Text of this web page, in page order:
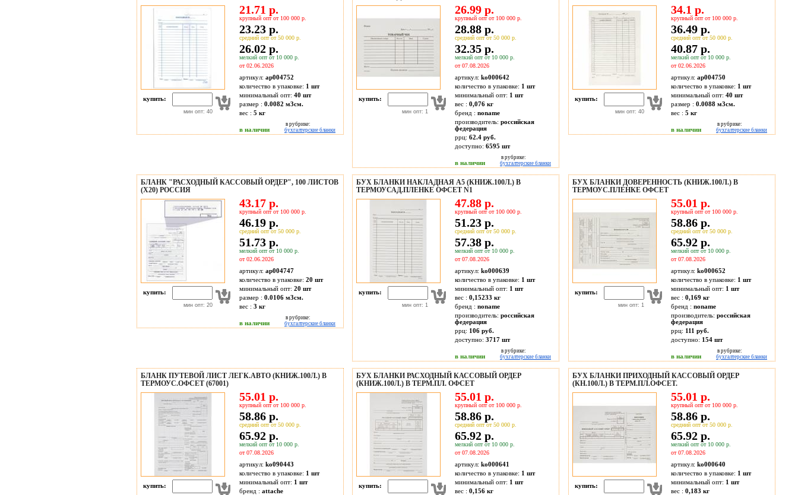
купить:
мин опт: 40
21.71 р.
крупный опт от 100 000 р.
23.23 р.
средний опт от 50 000 р.
26.02 р.
мелкий опт от 10 000 р.
от 02.06.2026
артикул: ap004752
количество в упаковке: 1 шт
минимальный опт: 40 шт
размер : 0.0082 м3см.
вес : 5 кг
в наличии
в рубрике:
бухгалтерские бланки
купить:
мин опт: 1
26.99 р.
крупный опт от 100 000 р.
28.88 р.
средний опт от 50 000 р.
32.35 р.
мелкий опт от 10 000 р.
от 07.08.2026
артикул: ko000642
количество в упаковке: 1 шт
минимальный опт: 1 шт
вес : 0,076 кг
бренд : noname
производитель: российская
федерация
ррц: 62.4 руб.
доступно: 6595 шт
в наличии
в рубрике:
бухгалтерские бланки
купить:
мин опт: 40
34.1 р.
крупный опт от 100 000 р.
36.49 р.
средний опт от 50 000 р.
40.87 р.
мелкий опт от 10 000 р.
от 02.06.2026
артикул: ap004750
количество в упаковке: 1 шт
минимальный опт: 40 шт
размер : 0.0088 м3см.
вес : 5 кг
в наличии
в рубрике:
бухгалтерские бланки
БЛАНК "РАСХОДНЫЙ КАССОВЫЙ ОРДЕР", 100 ЛИСТОВ
(Х20) РОССИЯ
купить:
мин опт: 20
43.17 р.
крупный опт от 100 000 р.
46.19 р.
средний опт от 50 000 р.
51.73 р.
мелкий опт от 10 000 р.
от 02.06.2026
артикул: ap004747
количество в упаковке: 20 шт
минимальный опт: 20 шт
размер : 0.0106 м3см.
вес : 3 кг
в наличии
в рубрике:
бухгалтерские бланки
БУХ БЛАНКИ НАКЛАДНАЯ А5 (КНИЖ.100Л.) В
ТЕРМОУСАД.ПЛЕНКЕ ОФСЕТ N1
купить:
мин опт: 1
47.88 р.
крупный опт от 100 000 р.
51.23 р.
средний опт от 50 000 р.
57.38 р.
мелкий опт от 10 000 р.
от 07.08.2026
артикул: ko000639
количество в упаковке: 1 шт
минимальный опт: 1 шт
вес : 0,15233 кг
бренд : noname
производитель: российская
федерация
ррц: 106 руб.
доступно: 3717 шт
в наличии
в рубрике:
бухгалтерские бланки
БУХ БЛАНКИ ДОВЕРЕННОСТЬ (КНИЖ.100Л.) В
ТЕРМОУС.ПЛЕНКЕ ОФСЕТ
купить:
мин опт: 1
55.01 р.
крупный опт от 100 000 р.
58.86 р.
средний опт от 50 000 р.
65.92 р.
мелкий опт от 10 000 р.
от 07.08.2026
артикул: ko000652
количество в упаковке: 1 шт
минимальный опт: 1 шт
вес : 0,169 кг
бренд : noname
производитель: российская
федерация
ррц: 111 руб.
доступно: 154 шт
в наличии
в рубрике:
бухгалтерские бланки
БЛАНК ПУТЕВОЙ ЛИСТ ЛЕГК.АВТО (КНИЖ.100Л.) В
ТЕРМОУС.ОФСЕТ (67001)
купить:
55.01 р.
крупный опт от 100 000 р.
58.86 р.
средний опт от 50 000 р.
65.92 р.
мелкий опт от 10 000 р.
от 07.08.2026
артикул: ko090443
количество в упаковке: 1 шт
минимальный опт: 1 шт
бренд : attache
БУХ БЛАНКИ РАСХОДНЫЙ КАССОВЫЙ ОРДЕР
(КНИЖ.100Л.) В ТЕРМ.ПЛ. ОФСЕТ
купить:
55.01 р.
крупный опт от 100 000 р.
58.86 р.
средний опт от 50 000 р.
65.92 р.
мелкий опт от 10 000 р.
от 07.08.2026
артикул: ko000641
количество в упаковке: 1 шт
минимальный опт: 1 шт
вес : 0,156 кг
БУХ БЛАНКИ ПРИХОДНЫЙ КАССОВЫЙ ОРДЕР
(КН.100Л.) В ТЕРМ.ПЛ.ОФСЕТ.
купить:
55.01 р.
крупный опт от 100 000 р.
58.86 р.
средний опт от 50 000 р.
65.92 р.
мелкий опт от 10 000 р.
от 07.08.2026
артикул: ko000640
количество в упаковке: 1 шт
минимальный опт: 1 шт
вес : 0,183 кг